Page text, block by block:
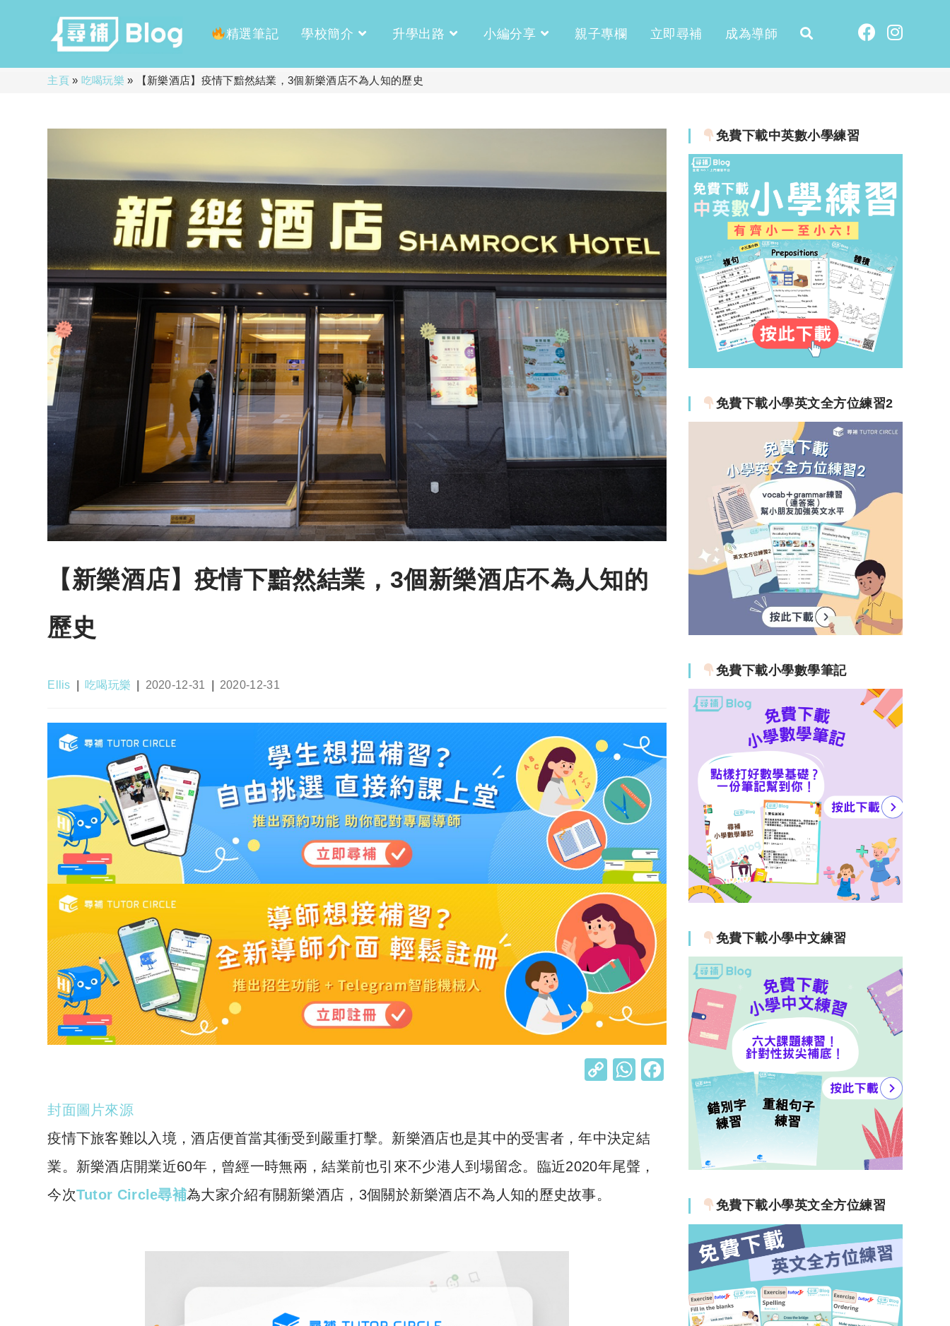
精選筆記 學校簡介 升學出路 小編分享 親子專欄 立即尋補 成為導師
主頁» 吃喝玩樂 » 【新樂酒店】疫情下黯然結業，3個新樂酒店不為人知的歷史
【新樂酒店】疫情下黯然結業，3個新樂酒店不為人知的
歷史
Post
Ellis
Post
吃喝玩樂
Post
2020-12-31
Post
2020-12-31
C
y
Li
W
s
封面圖片來源
疫情下旅客難以入境，酒店便首當其衝受到嚴重打擊。新樂酒店也是其中的受害者，年中決定結
業。新樂酒店開業近60年，曾經一時無兩，結業前也引來不少港人到場留念。臨近2020年尾聲，
今次Tutor Circle尋補為大家介紹有關新樂酒店，3個關於新樂酒店不為人知的歷史故事。
免費下載中英數小學練習
免費下載小學英文全方位練習2
免費下載小學數學筆記
免費下載小學中文練習
免費下載小學英文全方位練習